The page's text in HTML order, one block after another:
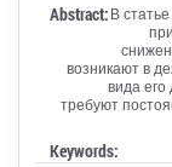
Abstract:В
возникают в
вида
требуют
Keywords: